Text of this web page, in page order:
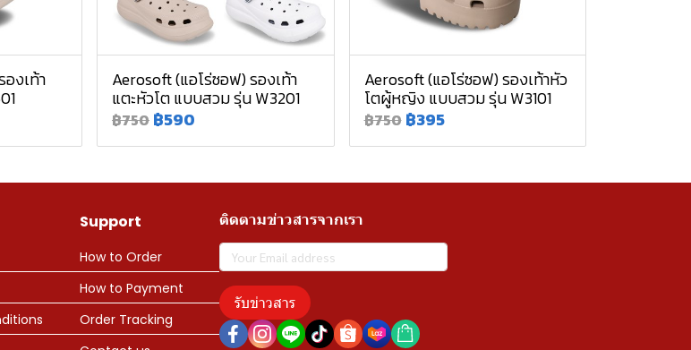
งเท้า Aerosoft (แอโร่ซอฟ) รองเท้า
แตะหัวโต แบบสวม รุ่น W3201
฿750 ฿590
Aerosoft (แอโร่ซอฟ) รองเท้าหัว
โตผู้หญิง แบบสวม รุ่น W3101
฿750 ฿395
Support
How to Order
How to Payment
Order Tracking
ติดตามข่าวสารจากเรา
รับข่าวสาร